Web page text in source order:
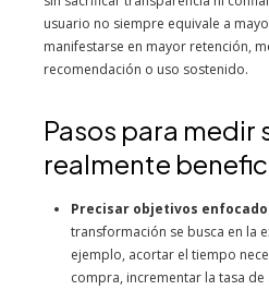
usuario no siempre equivale a
manifestarse en mayor retención,
recomendación o uso sostenido.
Pasos para medir
realmente
Precisar objetivos
transformación se busca en la
ejemplo, acortar el tiempo
compra, incrementar la tasa